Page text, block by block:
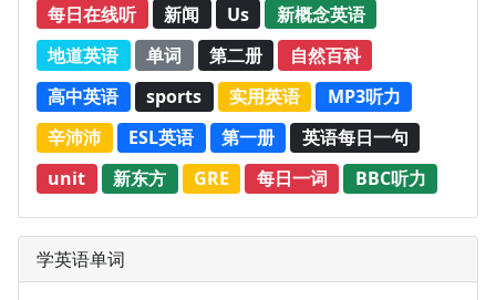
每日在线听
新闻 Us
新概念英语
地道英语
单词 第二册
自然百科
高中英语
sports 实用英语
MP3听力
辛沛沛
ESL英语 第一册
英语每日一句
unit
新东方 GRE 每日一词 BBC听力
学英语单词